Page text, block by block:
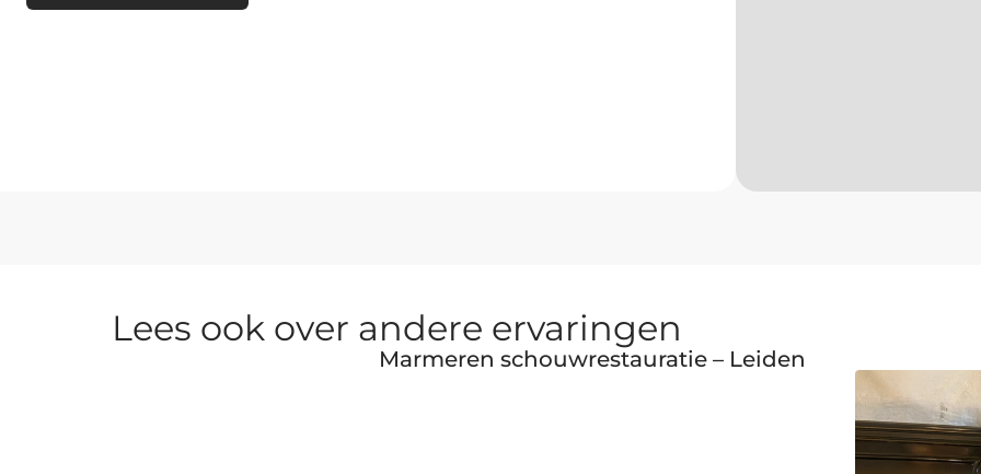
Lees ook over andere ervaringen
Marmeren schouwrestauratie – Leiden